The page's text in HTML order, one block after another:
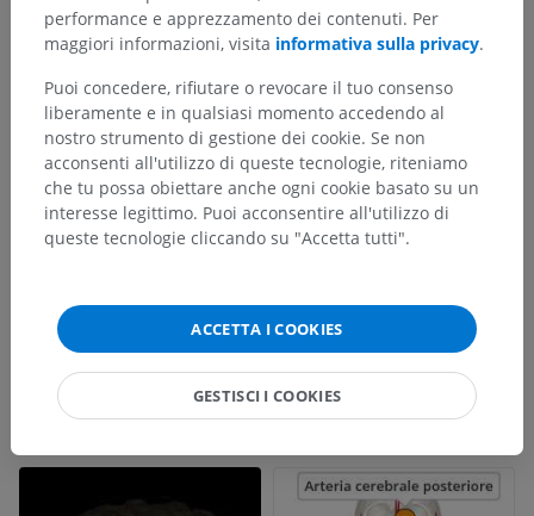
performance e apprezzamento dei contenuti. Per
maggiori informazioni, visita informativa sulla privacy.
Puoi concedere, rifiutare o revocare il tuo consenso
liberamente e in qualsiasi momento accedendo al
nostro strumento di gestione dei cookie. Se non
acconsenti all'utilizzo di queste tecnologie, riteniamo
che tu possa obiettare anche ogni cookie basato su un
interesse legittimo. Puoi acconsentire all'utilizzo di
queste tecnologie cliccando su "Accetta tutti".
ACCETTA I COOKIES
GESTISCI I COOKIES